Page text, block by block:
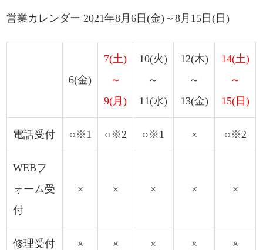
営業カレンダー 2021年8月6日(金)～8月15日(日)
6(金)
7(土)
～
9(月)
10(火)
～
11(水)
12(木)
～
13(金)
14(土)
～
15(日)
電話受付 ○※1 ○※2 ○※1 × ○※2
WEBフ
ォーム受
付
× × × × ×
修理受付 × × × × ×